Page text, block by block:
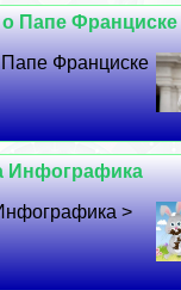
Папе Франциске
Франциске
Инфографика
>